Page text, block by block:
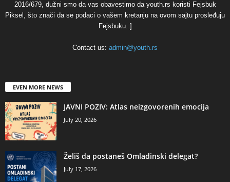
2016/679, dužni smo da vas obavestimo da youth.rs koristi Fejsbuk
Piksel, što znači da se podaci o vašem kretanju na ovom sajtu prosleđuju
Fejsbuku. ]
Contact us: admin@youth.rs
EVEN MORE NEWS
JAVNI POZIV: Atlas neizgovorenih emocija
July 20, 2026
Želiš da postaneš Omladinski delegat?
July 17, 2026